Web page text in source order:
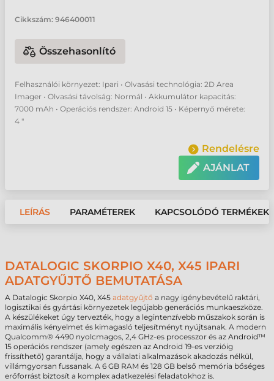
Cikkszám: 946400011
Összehasonlító
Felhasználói környezet: Ipari • Olvasási technológia: 2D Area
Imager • Olvasási távolság: Normál • Akkumulátor kapacitás:
7000 mAh • Operációs rendszer: Android 15 • Képernyő mérete:
4 "
Rendelésre
AJÁNLAT
LEÍRÁS PARAMÉTEREK KAPCSOLÓDÓ TERMÉKEK
DATALOGIC SKORPIO X40, X45 IPARI
ADATGYŰJTŐ BEMUTATÁSA
A Datalogic Skorpio X40, X45 adatgyűjtő a nagy igénybevételű raktári,
logisztikai és gyártási környezetek legújabb generációs munkaeszköze.
A készülékeket úgy tervezték, hogy a legintenzívebb műszakok során is
maximális kényelmet és kimagasló teljesítményt nyújtsanak. A modern
Qualcomm® 4490 nyolcmagos, 2,4 GHz-es processzor és az Android™
15 operációs rendszer (amely egészen az Android 19-es verzióig
frissíthető) garantálja, hogy a vállalati alkalmazások akadozás nélkül,
villámgyorsan fussanak. A 6 GB RAM és 128 GB belső memória bőséges
erőforrást biztosít a komplex adatkezelési feladatokhoz is.